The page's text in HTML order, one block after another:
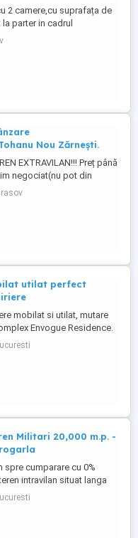
2 camere,cu suprafața de
parter in cadrul
Palladium
Gura Calitei nr 4-32
aproape de metroul
Nou Zărnești.
EXTRAVILAN!!! Preț până
negociat(nu pot din
4euro mp) Teren
3908 mp zonă superbă,
Aflat în apropiere de
utilat perfect
mobilat si utilat, mutare
Envogue Residence.
de apartament, cablu tv ,
rufe. Ideal in aceste zile
ofera racoare vara si
Militari 20,000 m.p. -
spre cumparare cu 0%
intravilan situat langa
Militari, la 500 metri
Maniu, cu acces direct.
de 1 Km pana la intrarea